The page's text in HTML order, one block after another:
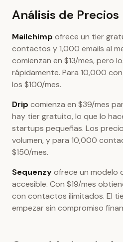
Análisis de Precios
Mailchimp ofrece un tier
contactos y 1,000 emails al
comienzan en $13/mes, pero
rápidamente. Para 10,000
los $100/mes.
Drip comienza en $39/mes
hay tier gratuito, lo que lo
startups pequeñas. Los
volumen, y para 10,000
$150/mes.
Sequenzyofrece un modelo
accesible. Con $19/mes
con contactos ilimitados. El
empezar sin compromiso